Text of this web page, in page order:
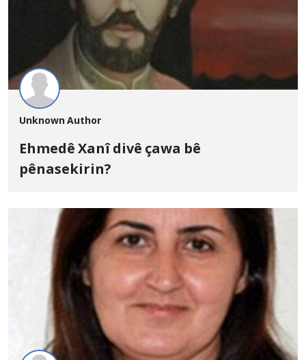
Unknown Author
Ehmedê Xanî divê çawa bê
pênasekirin?